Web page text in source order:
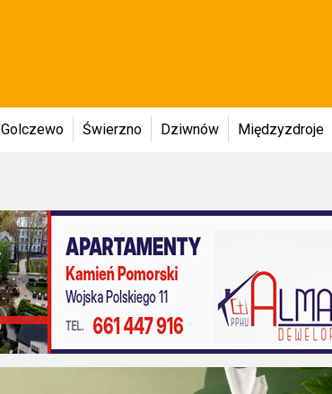
Golczewo Świerzno Dziwnów Międzyzdroje